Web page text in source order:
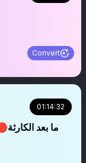
Convert
01:14:32